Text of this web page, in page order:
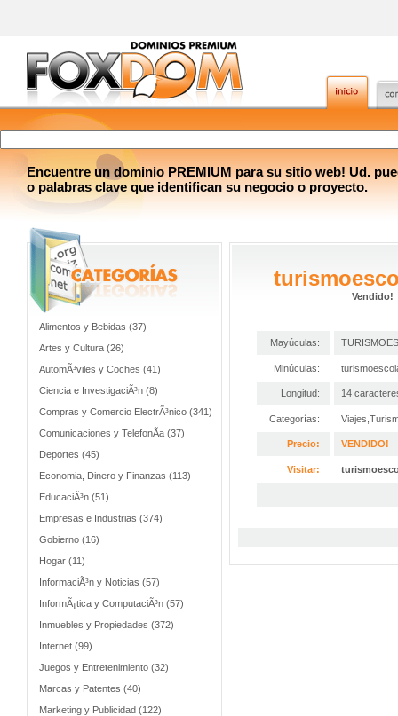
Encuentre un dominio PREMIUM para su sitio web! Ud.
o palabras clave que identifican su negocio o proyecto.
Alimentos y Bebidas (37)
Artes y Cultura (26)
AutomÃ³viles y Coches (41)
Ciencia e InvestigaciÃ³n (8)
Compras y Comercio ElectrÃ³nico (341)
Comunicaciones y TelefonÃ­a (37)
Deportes (45)
Economia, Dinero y Finanzas (113)
EducaciÃ³n (51)
Empresas e Industrias (374)
Gobierno (16)
Hogar (11)
InformaciÃ³n y Noticias (57)
InformÃ¡tica y ComputaciÃ³n (57)
Inmuebles y Propiedades (372)
Internet (99)
Juegos y Entretenimiento (32)
Marcas y Patentes (40)
Marketing y Publicidad (122)
Vendido!
Mayúculas:
Minúculas:
Longitud: 14
Categorías:
Precio: VENDIDO!
Visitar: